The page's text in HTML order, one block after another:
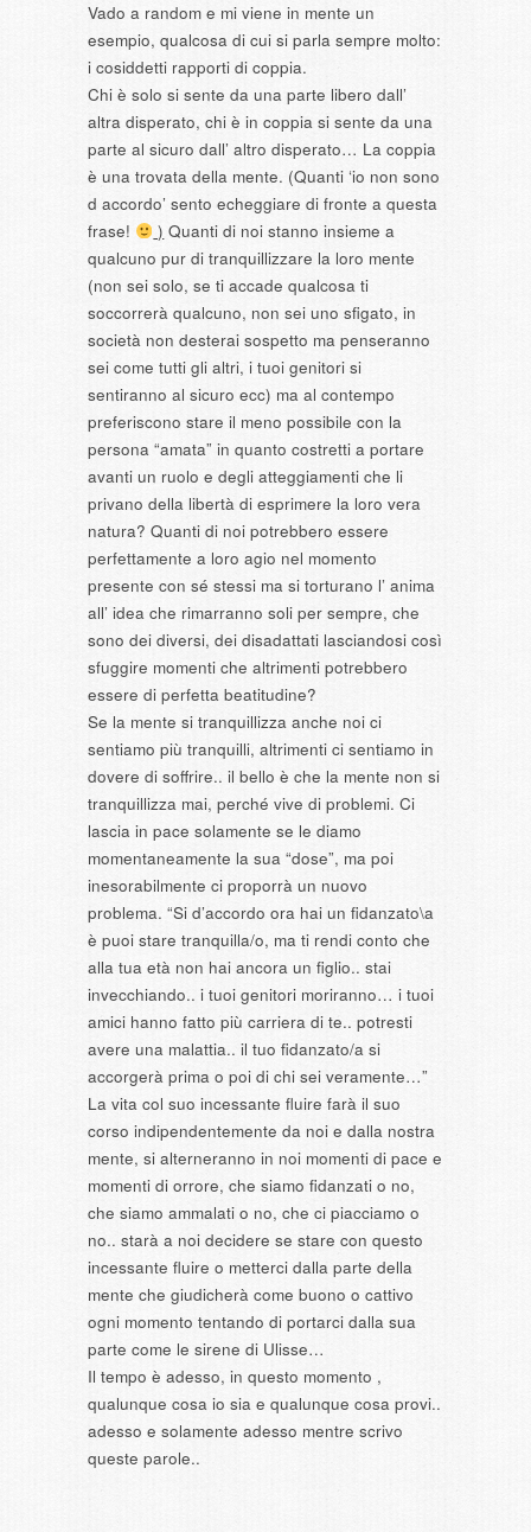
Vado a random e mi viene in mente un
esempio, qualcosa di cui si parla sempre molto:
i cosiddetti rapporti di coppia.
Chi è solo si sente da una parte libero dall’
altra disperato, chi è in coppia si sente da una
parte al sicuro dall’ altro disperato… La coppia
è una trovata della mente. (Quanti ‘io non sono
d accordo’ sento echeggiare di fronte a questa
frase!
) Quanti di noi stanno insieme a
qualcuno pur di tranquillizzare la loro mente
(non sei solo, se ti accade qualcosa ti
soccorrerà qualcuno, non sei uno sfigato, in
società non desterai sospetto ma penseranno
sei come tutti gli altri, i tuoi genitori si
sentiranno al sicuro ecc) ma al contempo
preferiscono stare il meno possibile con la
persona “amata” in quanto costretti a portare
avanti un ruolo e degli atteggiamenti che li
privano della libertà di esprimere la loro vera
natura? Quanti di noi potrebbero essere
perfettamente a loro agio nel momento
presente con sé stessi ma si torturano l’ anima
all’ idea che rimarranno soli per sempre, che
sono dei diversi, dei disadattati lasciandosi così
sfuggire momenti che altrimenti potrebbero
essere di perfetta beatitudine?
Se la mente si tranquillizza anche noi ci
sentiamo più tranquilli, altrimenti ci sentiamo in
dovere di soffrire.. il bello è che la mente non si
tranquillizza mai, perché vive di problemi. Ci
lascia in pace solamente se le diamo
momentaneamente la sua “dose”, ma poi
inesorabilmente ci proporrà un nuovo
problema. “Si d’accordo ora hai un fidanzato\a
è puoi stare tranquilla/o, ma ti rendi conto che
alla tua età non hai ancora un figlio.. stai
invecchiando.. i tuoi genitori moriranno… i tuoi
amici hanno fatto più carriera di te.. potresti
avere una malattia.. il tuo fidanzato/a si
accorgerà prima o poi di chi sei veramente…”
La vita col suo incessante fluire farà il suo
corso indipendentemente da noi e dalla nostra
mente, si alterneranno in noi momenti di pace e
momenti di orrore, che siamo fidanzati o no,
che siamo ammalati o no, che ci piacciamo o
no.. starà a noi decidere se stare con questo
incessante fluire o metterci dalla parte della
mente che giudicherà come buono o cattivo
ogni momento tentando di portarci dalla sua
parte come le sirene di Ulisse…
Il tempo è adesso, in questo momento ,
qualunque cosa io sia e qualunque cosa provi..
adesso e solamente adesso mentre scrivo
queste parole..